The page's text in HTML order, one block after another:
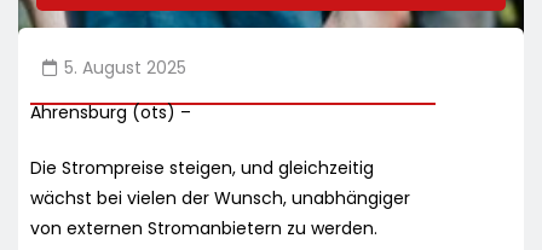
5. August 2025
Ahrensburg (ots) –
Die Strompreise steigen, und gleichzeitig
wächst bei vielen der Wunsch, unabhängiger
von externen Stromanbietern zu werden.